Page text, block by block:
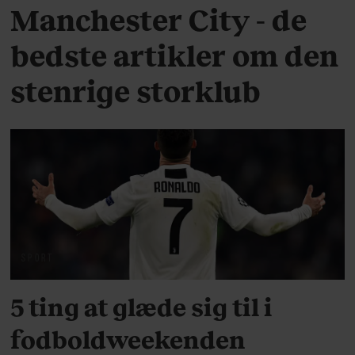
Manchester City - de
bedste artikler om den
stenrige storklub
5 ting at glæde sig til i
fodboldweekenden